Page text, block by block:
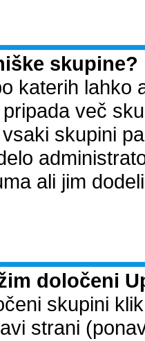
skupine?
katerih lahko
več
skupini
ali jim
določeni
skupini
strani